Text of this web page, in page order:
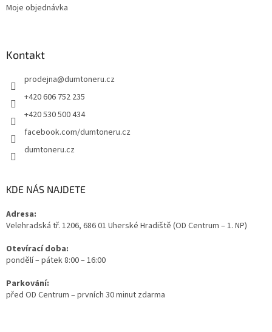
Moje objednávka
Kontakt
prodejna@dumtoneru.cz
+420 606 752 235
+420 530 500 434
facebook.com/dumtoneru.cz
dumtoneru.cz
KDE NÁS NAJDETE
Adresa:
Velehradská tř. 1206, 686 01 Uherské Hradiště (OD Centrum – 1. NP)
Otevírací doba:
pondělí – pátek 8:00 – 16:00
Parkování:
před OD Centrum – prvních 30 minut zdarma